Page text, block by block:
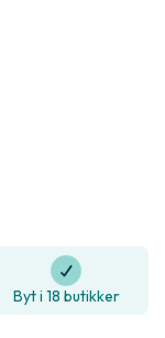
Byt i 18 butikker